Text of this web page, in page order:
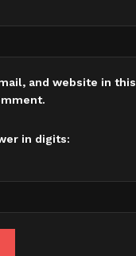
and website in
in digits: